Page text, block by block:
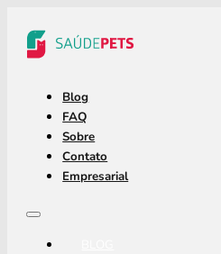
Blog
FAQ
Sobre
Contato
Empresarial